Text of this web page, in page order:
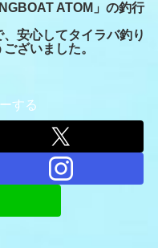
ATOM」の釣行
安心してタイラバ釣り
ざいました。
する